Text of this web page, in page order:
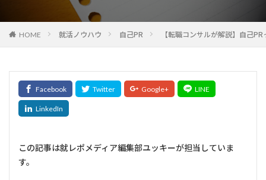
HOME 就活ノウハウ 自己PR 【転職コンサルが解説】自己
この記事は就レポメディア編集部ユッキーが担当していま
す。